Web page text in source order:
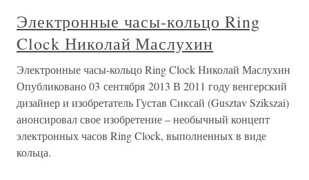
Электронные часы-кольцо Ring
Clock Николай Маслухин
Электронные часы-кольцо Ring Clock Николай Маслухин
Опубликовано 03 сентября 2013 В 2011 году венгерский
дизайнер и изобретатель Густав Сиксай (Gusztav Szikszai)
анонсировал свое изобретение – необычный концепт
электронных часов Ring Clock, выполненных в виде
кольца.